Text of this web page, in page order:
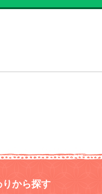
りから探す